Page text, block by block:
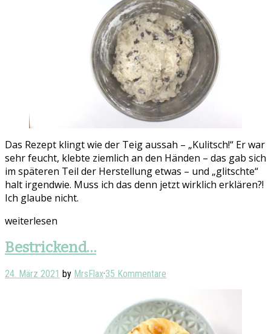
Das Rezept klingt wie der Teig aussah – „Kulitsch!“ Er war
sehr feucht, klebte ziemlich an den Händen – das gab sich
im späteren Teil der Herstellung etwas – und „glitschte“
halt irgendwie. Muss ich das denn jetzt wirklich erklären?!
Ich glaube nicht.
weiterlesen
Bestrickend…
24. März 2021 by MrsFlax·35 Kommentare